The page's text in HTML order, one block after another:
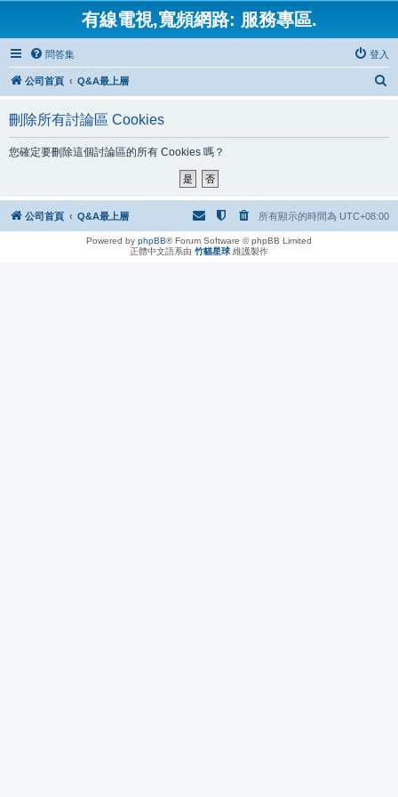
有線電視,寬頻網路: 服務專區.
問答集 登入
公司首頁 Q&A最上層
刪除所有討論區 Cookies
您確定要刪除這個討論區的所有 Cookies 嗎？
公司首頁 Q&A最上層 所有顯示的時間為 UTC+08:00
Powered by phpBB® Forum Software © phpBB Limited
正體中文語系由 竹貓星球 維護製作